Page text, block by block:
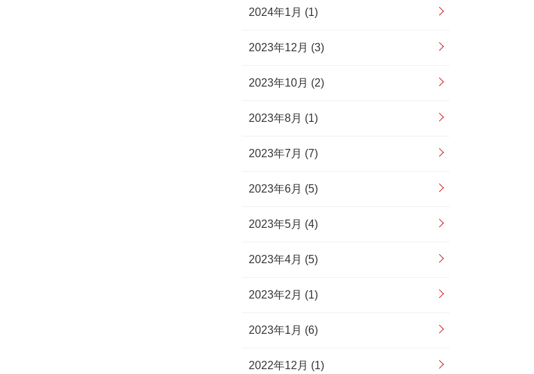
2024年1月 (1)
2023年12月 (3)
2023年10月 (2)
2023年8月 (1)
2023年7月 (7)
2023年6月 (5)
2023年5月 (4)
2023年4月 (5)
2023年2月 (1)
2023年1月 (6)
2022年12月 (1)